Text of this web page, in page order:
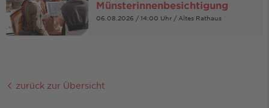
Münsterinnenbesichtigung
06.08.2026 / 14:00 Uhr / Altes Rathaus
zurück zur Übersicht